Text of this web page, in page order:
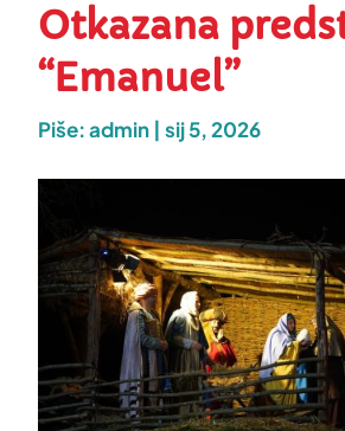
Otkazana
“Emanuel”
Piše:admin |sij 5, 2026